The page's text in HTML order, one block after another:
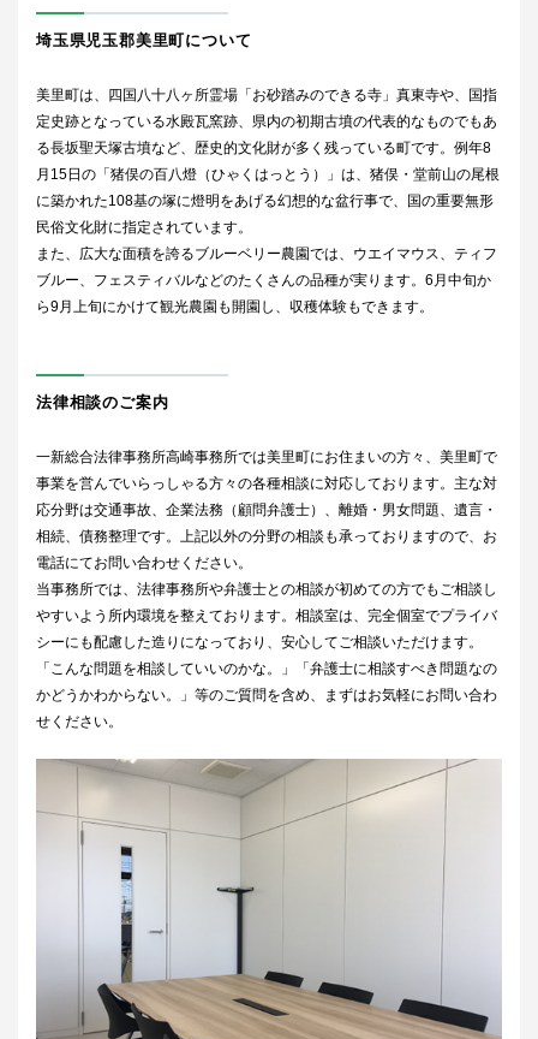
埼玉県児玉郡美里町について
美里町は、四国八十八ヶ所霊場「お砂踏みのできる寺」真東寺や、国指
定史跡となっている水殿瓦窯跡、県内の初期古墳の代表的なものでもあ
る長坂聖天塚古墳など、歴史的文化財が多く残っている町です。例年8
月15日の「猪俣の百八燈（ひゃくはっとう）」は、猪俣・堂前山の尾根
に築かれた108基の塚に燈明をあげる幻想的な盆行事で、国の重要無形
民俗文化財に指定されています。
また、広大な面積を誇るブルーベリー農園では、ウエイマウス、ティフ
ブルー、フェスティバルなどのたくさんの品種が実ります。6月中旬か
ら9月上旬にかけて観光農園も開園し、収穫体験もできます。
法律相談のご案内
一新総合法律事務所高崎事務所では美里町にお住まいの方々、美里町で
事業を営んでいらっしゃる方々の各種相談に対応しております。主な対
応分野は交通事故、企業法務（顧問弁護士）、離婚・男女問題、遺言・
相続、債務整理です。上記以外の分野の相談も承っておりますので、お
電話にてお問い合わせください。
当事務所では、法律事務所や弁護士との相談が初めての方でもご相談し
やすいよう所内環境を整えております。相談室は、完全個室でプライバ
シーにも配慮した造りになっており、安心してご相談いただけます。
「こんな問題を相談していいのかな。」「弁護士に相談すべき問題なの
かどうかわからない。」等のご質問を含め、まずはお気軽にお問い合わ
せください。